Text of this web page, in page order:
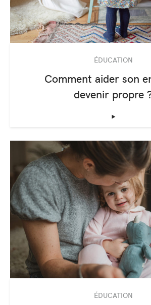
ÉDUCATION
Comment aider son
devenir propre
‣
ÉDUCATION